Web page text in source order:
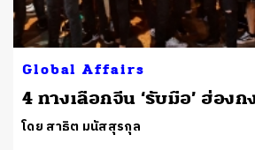
Global Affairs
4 ทางเลือกจีน ‘รับมือ’ ฮ่องก
โดย สาธิต มนัสสุรกุล